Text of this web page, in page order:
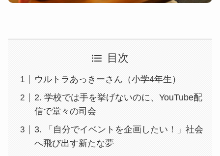
目次
ウルトラあっきーさん（小学4年生）
2. 学校では手を挙げないのに、YouTube配
信で堂々の司会
3. 「自分でイベントを企画したい！」社会
へ飛び出す新たな夢